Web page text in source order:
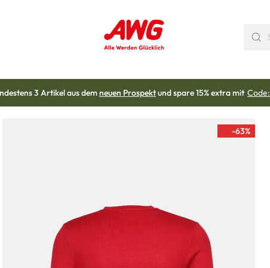
3 Artikel aus demneuen Prospektund spare 15% extra mit Code:
-63%